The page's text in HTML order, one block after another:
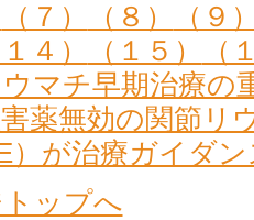
（７） （８）
（９
１４） （１５）
（
マチ早期治療の
薬無効の関節リ
）が治療ガイダ
ップへ